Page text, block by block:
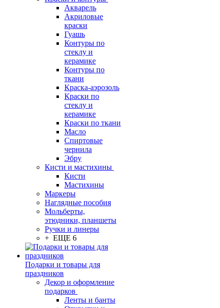
Акварель
Акриловые
краски
Гуашь
Контуры по
стеклу и
керамике
Контуры по
ткани
Краска-аэрозоль
Краски по
стеклу и
керамике
Краски по ткани
Масло
Спиртовые
чернила
Эбру
Кисти и мастихины
Кисти
Мастихины
Маркеры
Наглядные пособия
Мольберты,
этюдники, планшеты
Ручки и линеры
+ ЕЩЕ 6
Подарки и товары для
праздников
Декор и оформление
подарков
Ленты и банты